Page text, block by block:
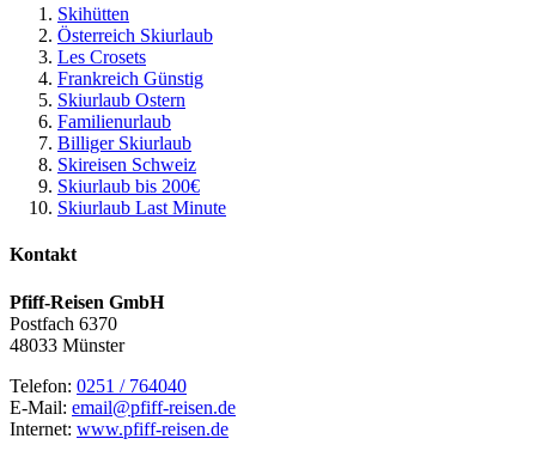
Skihütten
Österreich Skiurlaub
Les Crosets
Frankreich Günstig
Skiurlaub Ostern
Familienurlaub
Billiger Skiurlaub
Skireisen Schweiz
Skiurlaub bis 200€
Skiurlaub Last Minute
Kontakt
Pfiff-Reisen GmbH
Postfach 6370
48033 Münster
Telefon: 0251 / 764040
E-Mail: email@pfiff-reisen.de
Internet: www.pfiff-reisen.de